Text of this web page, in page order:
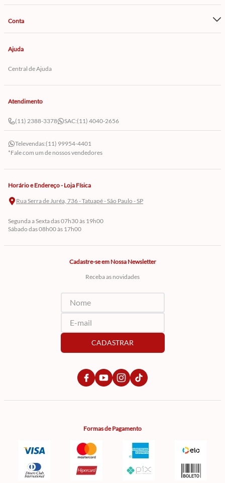
Conta
Ajuda
Central de Ajuda
Atendimento
(11) 2388-3378 SAC:(11) 4040-2656
Televendas:(11) 99954-4401
*Fale com um de nossos vendedores
Horário e Endereço - Loja Física
Rua Serra de Juréa, 736 - Tatuapé - São Paulo - SP
Segunda a Sexta das 07h30 às 19h00
Sábado das 08h00 às 17h00
Cadastre-se em Nossa Newsletter
Receba as novidades
CADASTRAR
Formas de Pagamento